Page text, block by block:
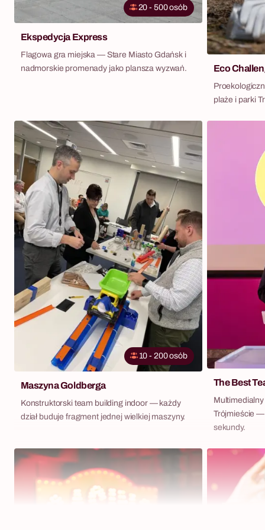
20 - 500 osób
Ekspedycja Express
Flagowa gra miejska — Stare Miasto Gdańsk i
nadmorskie promenady jako plansza wyzwań.
Eco
plaże i parki
10 - 200 osób
Maszyna Goldberga
Konstruktorski team building indoor — każdy
dział buduje fragment jednej wielkiej maszyny.
The Best
Trójmieście —
sekundy.